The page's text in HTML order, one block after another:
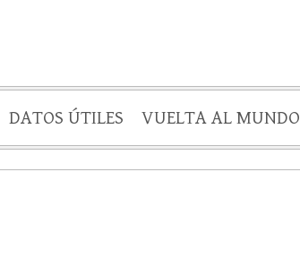
DATOS ÚTILES VUELTA AL MUNDO